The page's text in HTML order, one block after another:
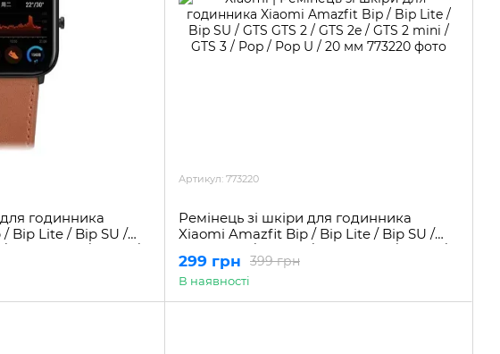
годинника
Bip Lite / Bip SU /
/ GTS 2 mini / GTS 3 /
Артикул: 773220
Ремінець зі шкіри для годинника
Xiaomi Amazfit Bip / Bip Lite / Bip SU /
GTS GTS 2 / GTS 2e / GTS 2 mini / GTS 3 /
Pop / Pop U / 20 мм
399 грн
299 грн
В наявності